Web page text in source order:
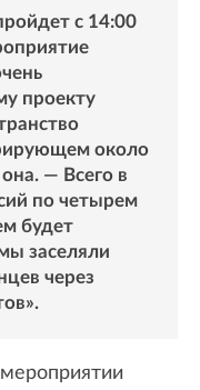
с 14:00
проекту
около
— Всего в
по четырем
будет
заселяли
через